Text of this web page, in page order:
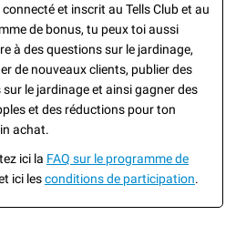
connecté et inscrit au Tells Club et au
de bonus, tu peux toi aussi
à des questions sur le jardinage,
de nouveaux clients, publier des
le jardinage et ainsi gagner des
et des réductions pour ton
achat.
ici la FAQ sur le programme de
ici lesconditions de participation.